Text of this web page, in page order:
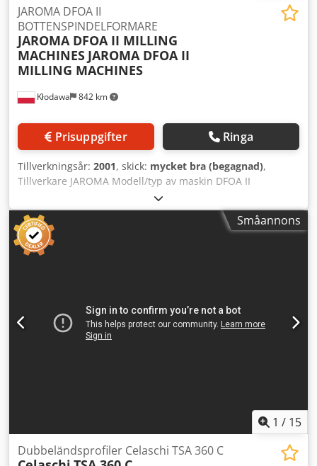
Kłodawa 842 km
JAROMA DFOA II
BOTTENSPINDELFORMARE
JAROMA DFOA II MILLING
MACHINES JAROMA DFOA II
MILLING MACHINES
Prisuppgifter Ringa
Tillverkningsår: 2001, skick: mycket bra (begagnad),
Tillverkare JAROMA Modell/typ av maskin DFOA II
Tillverkningsår 2001 Maskinkategori: Spindelfräsar med
nedre spindel Plats: Gorzów Wlkp. Leveransvillkor:
Avhämtning Leveranskostnad: Betalas av kunden Driftstart:
Enligt överenskommelse Beskrivning/anmärkningar:
Kantfräs JAROMA DFOA finns i lager – Polsktillverkad –
arbetsstycken. Den kantlistade sidan måste vara vinkelrät
mot ytan, men kan också bearbetas i en vinkel mellan 0–
45° eller med en rundad radie (R 15 till 20).
Småannons
1 / 15
Dubbeländsprofiler Celaschi TSA 360 C